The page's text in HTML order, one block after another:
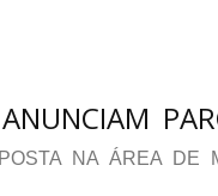
NA ÁREA DE